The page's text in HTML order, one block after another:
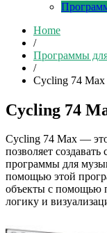
Home
/
Программы
/
Cycling 74 Max
Cycling 74
Cycling 74 Max —
позволяет
программы для
помощью этой
объекты с помощью
логику и